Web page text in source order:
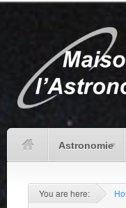
Astronomie
You are here: